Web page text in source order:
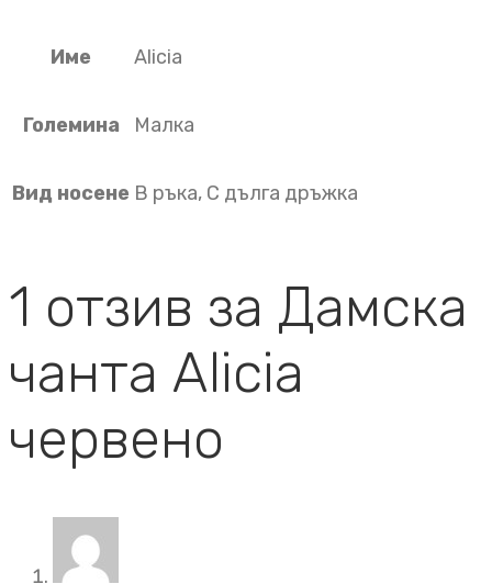
Име Alicia
Големина Малка
Вид носене В ръка, С дълга дръжка
1 отзив за Дамска
чанта Alicia
червено